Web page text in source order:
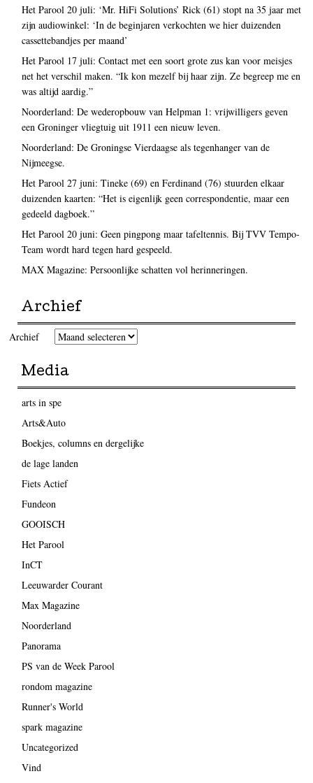
Het Parool 20 juli: ‘Mr. HiFi Solutions’ Rick (61) stopt na 35 jaar met
zijn audiowinkel: ‘In de beginjaren verkochten we hier duizenden
cassettebandjes per maand’
Het Parool 17 juli: Contact met een soort grote zus kan voor meisjes
net het verschil maken. “Ik kon mezelf bij haar zijn. Ze begreep me en
was altijd aardig.”
Noorderland: De wederopbouw van Helpman 1: vrijwilligers geven
een Groninger vliegtuig uit 1911 een nieuw leven.
Noorderland: De Groningse Vierdaagse als tegenhanger van de
Nijmeegse.
Het Parool 27 juni: Tineke (69) en Ferdinand (76) stuurden elkaar
duizenden kaarten: “Het is eigenlijk geen correspondentie, maar een
gedeeld dagboek.”
Het Parool 20 juni: Geen pingpong maar tafeltennis. Bij TVV Tempo-
Team wordt hard tegen hard gespeeld.
MAX Magazine: Persoonlijke schatten vol herinneringen.
Archief
Archief
Media
arts in spe
Arts&Auto
Boekjes, columns en dergelijke
de lage landen
Fiets Actief
Fundeon
GOOISCH
Het Parool
InCT
Leeuwarder Courant
Max Magazine
Noorderland
Panorama
PS van de Week Parool
rondom magazine
Runner's World
spark magazine
Uncategorized
Vind